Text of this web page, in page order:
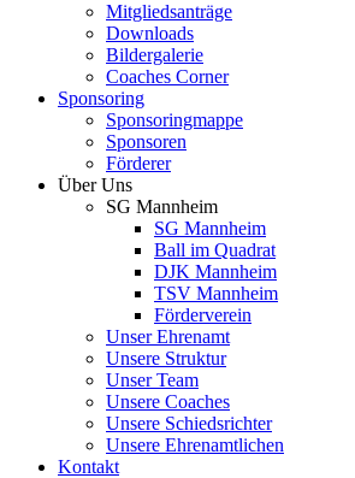
Mitgliedsanträge
Downloads
Bildergalerie
Coaches Corner
Sponsoring
Sponsoringmappe
Sponsoren
Förderer
Über Uns
SG Mannheim
SG Mannheim
Ball im Quadrat
DJK Mannheim
TSV Mannheim
Förderverein
Unser Ehrenamt
Unsere Struktur
Unser Team
Unsere Coaches
Unsere Schiedsrichter
Unsere Ehrenamtlichen
Kontakt